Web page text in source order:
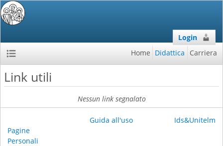
Login
Home Didattica Carriera
Link utili
Nessun link segnalato
Pagine
Personali
Guida all'uso Ids&Unitelm